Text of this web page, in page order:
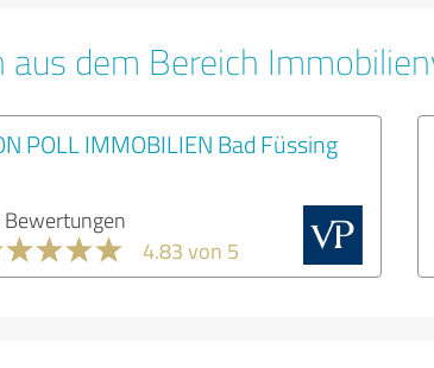
dem Bereich
POLL IMMOBILIEN Bad Füssing
Bewertungen
4.83 von 5